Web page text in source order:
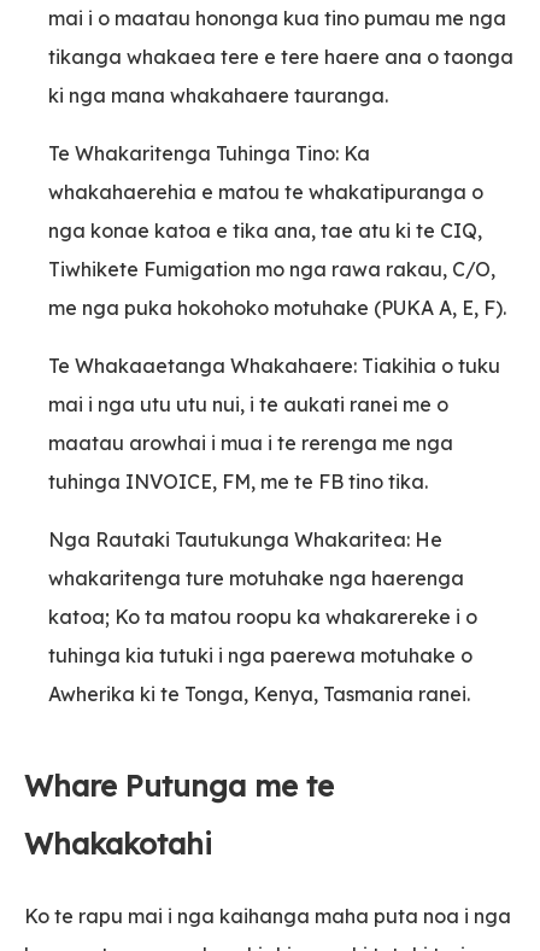
mai i o maatau hononga kua tino pumau me nga
tikanga whakaea tere e tere haere ana o taonga
ki nga mana whakahaere tauranga.
Te Whakaritenga Tuhinga Tino: Ka
whakahaerehia e matou te whakatipuranga o
nga konae katoa e tika ana, tae atu ki te CIQ,
Tiwhikete Fumigation mo nga rawa rakau, C/O,
me nga puka hokohoko motuhake (PUKA A, E, F).
Te Whakaaetanga Whakahaere: Tiakihia o tuku
mai i nga utu utu nui, i te aukati ranei me o
maatau arowhai i mua i te rerenga me nga
tuhinga INVOICE, FM, me te FB tino tika.
Nga Rautaki Tautukunga Whakaritea: He
whakaritenga ture motuhake nga haerenga
katoa; Ko ta matou roopu ka whakarereke i o
tuhinga kia tutuki i nga paerewa motuhake o
Awherika ki te Tonga, Kenya, Tasmania ranei.
Whare Putunga me te
Whakakotahi
Ko te rapu mai i nga kaihanga maha puta noa i nga